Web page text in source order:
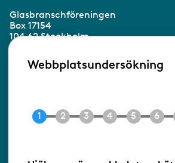
Glasbranschföreningen
Box 17154
104 62 Stockholm
Besöksadress:
Ringvägen 100
E-post info@gbf.se
Webbplatsundersökning